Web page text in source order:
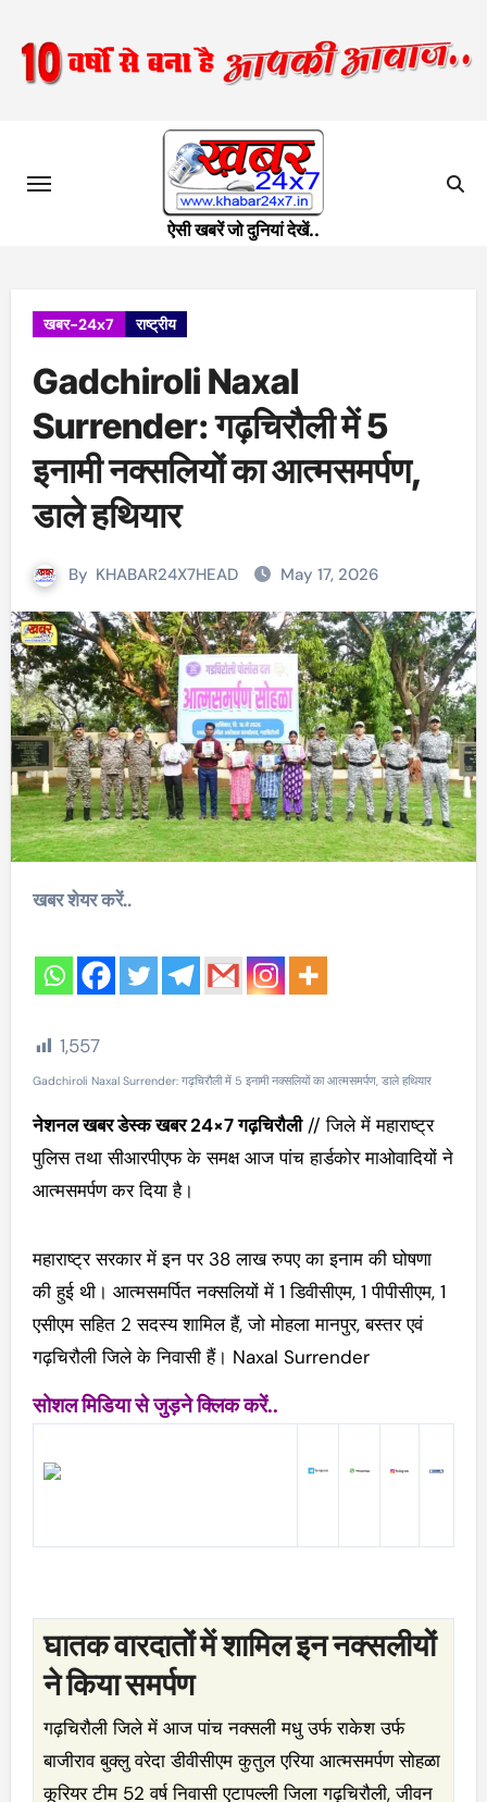
content
ऐसी खबरें जो दुनियां देखें..
खबर-24x7 राष्ट्रीय
Gadchiroli Naxal
Surrender: गढ़चिरौली में 5
इनामी नक्सलियों का आत्मसमर्पण,
डाले हथियार
By KHABAR24X7HEAD May 17, 2026
खबर शेयर करें..
1,557
Gadchiroli Naxal Surrender: गढ़चिरौली में 5 इनामी नक्सलियों का आत्मसमर्पण, डाले हथियार
नेशनल खबर डेस्क खबर 24×7 गढ़चिरौली// जिले में महाराष्ट्र
पुलिस तथा सीआरपीएफ के समक्ष आज पांच हार्डकोर माओवादियों ने
आत्मसमर्पण कर दिया है।
महाराष्ट्र सरकार में इन पर 38 लाख रुपए का इनाम की घोषणा
की हुई थी। आत्मसमर्पित नक्सलियों में 1 डिवीसीएम, 1 पीपीसीएम, 1
एसीएम सहित 2 सदस्य शामिल हैं, जो मोहला मानपुर, बस्तर एवं
गढ़चिरौली जिले के निवासी हैं। Naxal Surrender
सोशल मिडिया से जुड़ने क्लिक करें..
घातक वारदातों में शामिल इन नक्सलीयों
ने किया समर्पण
गढ़चिरौली जिले में आज पांच नक्सली मधु उर्फ राकेश उर्फ
बाजीराव बुक्लु वरेदा डीवीसीएम कुतुल एरिया आत्मसमर्पण सोहळा
कूरियर टीम 52 वर्ष निवासी एटापल्ली जिला गढ़चिरौली, जीवन